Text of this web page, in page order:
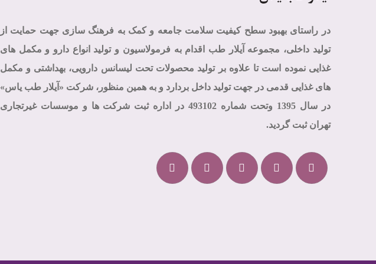
در راستای بهبود سطح کیفیت سلامت جامعه و کمک به فرهنگ سازی جهت حمایت از
تولید داخلی، مجموعه آیلار طب اقدام به فرمولاسیون و تولید انواع دارو و مکمل های
غذایی نموده است تا علاوه بر تولید محصولات تحت لیسانس دارویی، بهداشتی و مکمل
های غذایی قدمی در جهت تولید داخل بردارد و به همین منظور، شرکت «آیلار طب یاس»
در سال 1395 وتحت شماره 493102 در اداره ثبت شرکت ها و موسسات غیرتجاری
تهران ثبت گردید.